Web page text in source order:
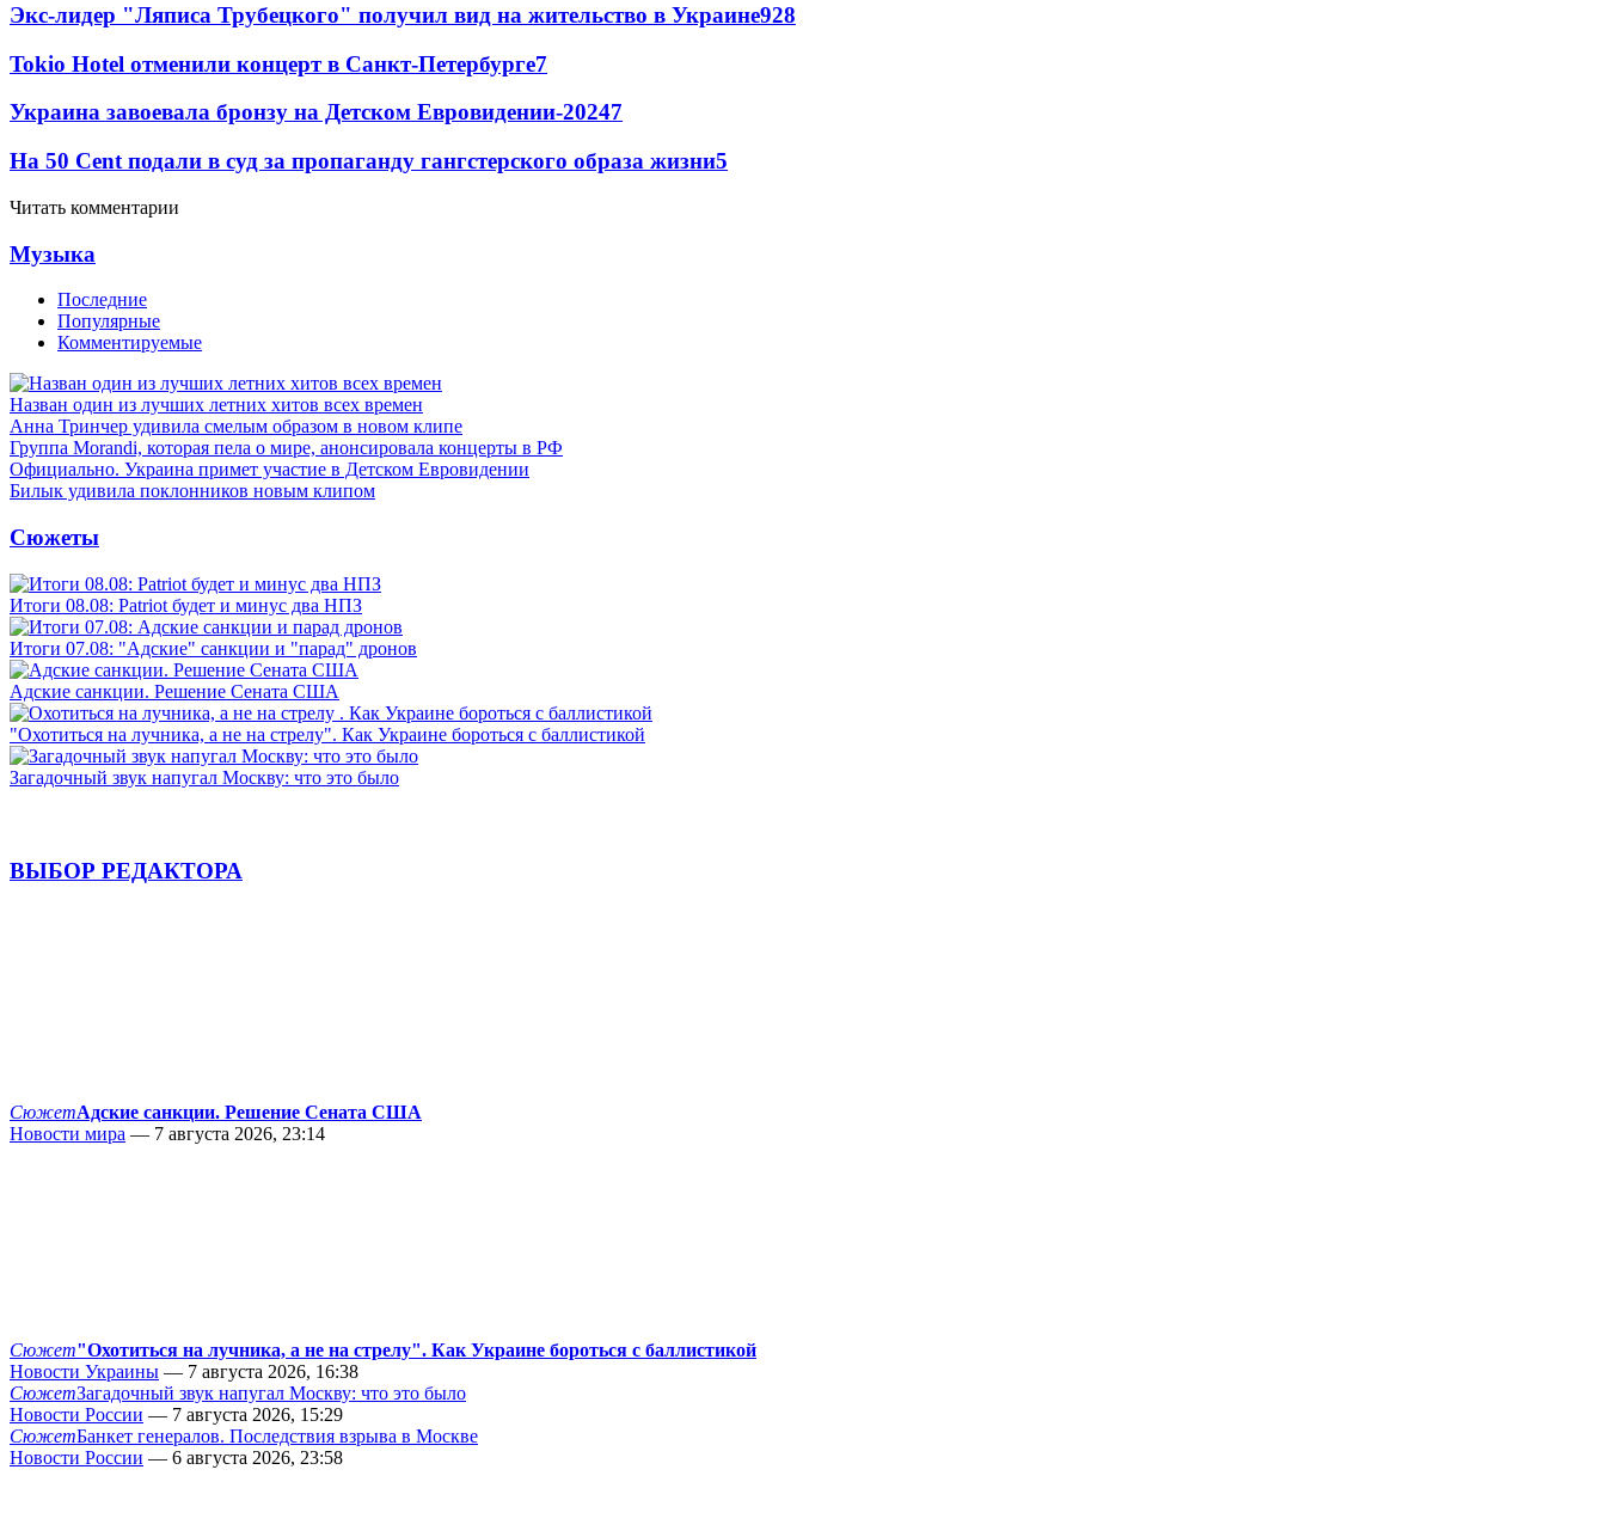
Экс-лидер "Ляписа Трубецкого" получил вид на жительство в Украине928
Tokio Hotel отменили концерт в Санкт-Петербурге7
Украина завоевала бронзу на Детском Евровидении-20247
На 50 Cent подали в суд за пропаганду гангстерского образа жизни5
Читать комментарии
Музыка
Последние
Популярные
Комментируемые
Назван один из лучших летних хитов всех времен
Анна Тринчер удивила смелым образом в новом клипе
Группа Morandi, которая пела о мире, анонсировала концерты в РФ
Официально. Украина примет участие в Детском Евровидении
Билык удивила поклонников новым клипом
Сюжеты
Итоги 08.08: Patriot будет и минус два НПЗ
Итоги 07.08: "Адские" санкции и "парад" дронов
Адские санкции. Решение Сената США
"Охотиться на лучника, а не на стрелу". Как Украине бороться с баллистикой
Загадочный звук напугал Москву: что это было
ВЫБОР РЕДАКТОРА
СюжетАдские санкции. Решение Сената США
Новости мира — 7 августа 2026, 23:14
Сюжет"Охотиться на лучника, а не на стрелу". Как Украине бороться с баллистикой
Новости Украины — 7 августа 2026, 16:38
СюжетЗагадочный звук напугал Москву: что это было
Новости России — 7 августа 2026, 15:29
СюжетБанкет генералов. Последствия взрыва в Москве
Новости России — 6 августа 2026, 23:58